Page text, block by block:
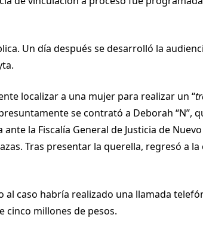
Un día después se desarrolló la
localizar a una mujer para realizar un “
se contrató a Deborah “N”,
la Fiscalía General de Justicia de
Tras presentar la querella, regresó a la
caso habría realizado una llamada
cinco millones de pesos.